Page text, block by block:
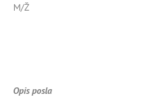
M/Ž
Opis posla